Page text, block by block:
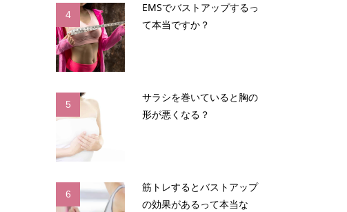
4
EMSでバストアップするっ
て本当ですか？
5
サラシを巻いていると胸の
形が悪くなる？
6
筋トレするとバストアップ
の効果があるって本当な